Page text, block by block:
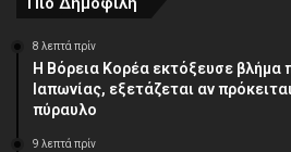
8 λεπτά πρίν
Η Βόρεια Κορέα εκτόξευσε βλήμα
Ιαπωνίας, εξετάζεται αν
πύραυλο
9 λεπτά πρίν